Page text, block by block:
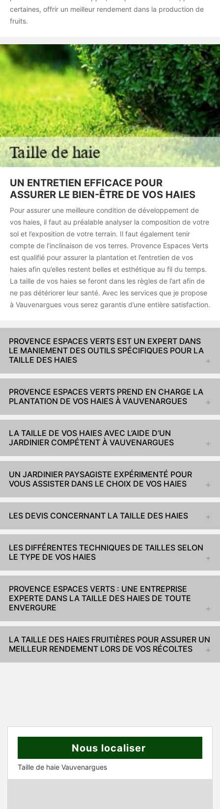
certaines, offrir un meilleur rendement dans la production de
fruits.
UN ENTRETIEN EFFICACE POUR
ASSURER LE BIEN-ÊTRE DE VOS HAIES
Pour assurer une meilleure condition de développement de
vos haies, il faut au préalable analyser la composition de votre
sol et l’exposition de votre terrain. Il faut également tenir
compte de l’inclinaison de vos terres. Provence Espaces Verts
est qualifié pour assurer la plantation et l’entretien de vos
haies afin qu’elles restent belles et esthétique au fil du temps.
La taille de vos haies se feront dans les règles de l’art afin de
ne pas détériorer leur santé. Avec les services que je propose
à Vauvenargues vous serez garantis d’une entière satisfaction.
PROVENCE ESPACES VERTS EST UN EXPERT DANS
LE MANIEMENT DES OUTILS SPÉCIFIQUES POUR LA
TAILLE DES HAIES
PROVENCE ESPACES VERTS PREND EN CHARGE LA
PLANTATION DE VOS HAIES À VAUVENARGUES
LA TAILLE DE VOS HAIES AVEC L’AIDE D’UN
JARDINIER COMPÉTENT À VAUVENARGUES
UN JARDINIER PAYSAGISTE EXPÉRIMENTÉ POUR
VOUS ASSISTER DANS LE CHOIX DE VOS HAIES
LES DEVIS CONCERNANT LA TAILLE DES HAIES
LES DIFFÉRENTES TECHNIQUES DE TAILLES SELON
LE TYPE DE VOS HAIES
PROVENCE ESPACES VERTS : UNE ENTREPRISE
EXPERTE DANS LA TAILLE DES HAIES DE TOUTE
ENVERGURE
LA TAILLE DES HAIES FRUITIÈRES POUR ASSURER UN
MEILLEUR RENDEMENT LORS DE VOS RÉCOLTES
Nous localiser
Taille de haie Vauvenargues